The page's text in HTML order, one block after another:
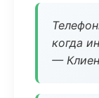
когда
—